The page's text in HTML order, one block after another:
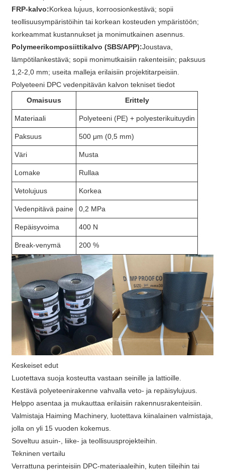
FRP-kalvo:Korkea lujuus, korroosionkestävä; sopii
teollisuusympäristöihin tai korkean kosteuden ympäristöön;
korkeammat kustannukset ja monimutkainen asennus.
Polymeerikomposiittikalvo (SBS/APP):Joustava,
lämpötilankestävä; sopii monimutkaisiin rakenteisiin; paksuus
1,2-2,0 mm; useita malleja erilaisiin projektitarpeisiin.
Polyeteeni DPC vedenpitävän kalvon tekniset tiedot
Omaisuus
Erittely
Materiaali Polyeteeni (PE) + polyesterikuituydin
Paksuus 500 μm (0,5 mm)
Väri Musta
Lomake Rullaa
Vetolujuus Korkea
Vedenpitävä paine 0,2 MPa
Repäisyvoima 400 N
Break-venymä 200 %
Keskeiset edut
Luotettava suoja kosteutta vastaan ​​seinille ja lattioille.
Kestävä polyeteenirakenne vahvalla veto- ja repäisylujuus.
Helppo asentaa ja mukauttaa erilaisiin rakennusrakenteisiin.
Valmistaja Haiming Machinery, luotettava kiinalainen valmistaja,
jolla on yli 15 vuoden kokemus.
Soveltuu asuin-, liike- ja teollisuusprojekteihin.
Tekninen vertailu
Verrattuna perinteisiin DPC-materiaaleihin, kuten tiileihin tai